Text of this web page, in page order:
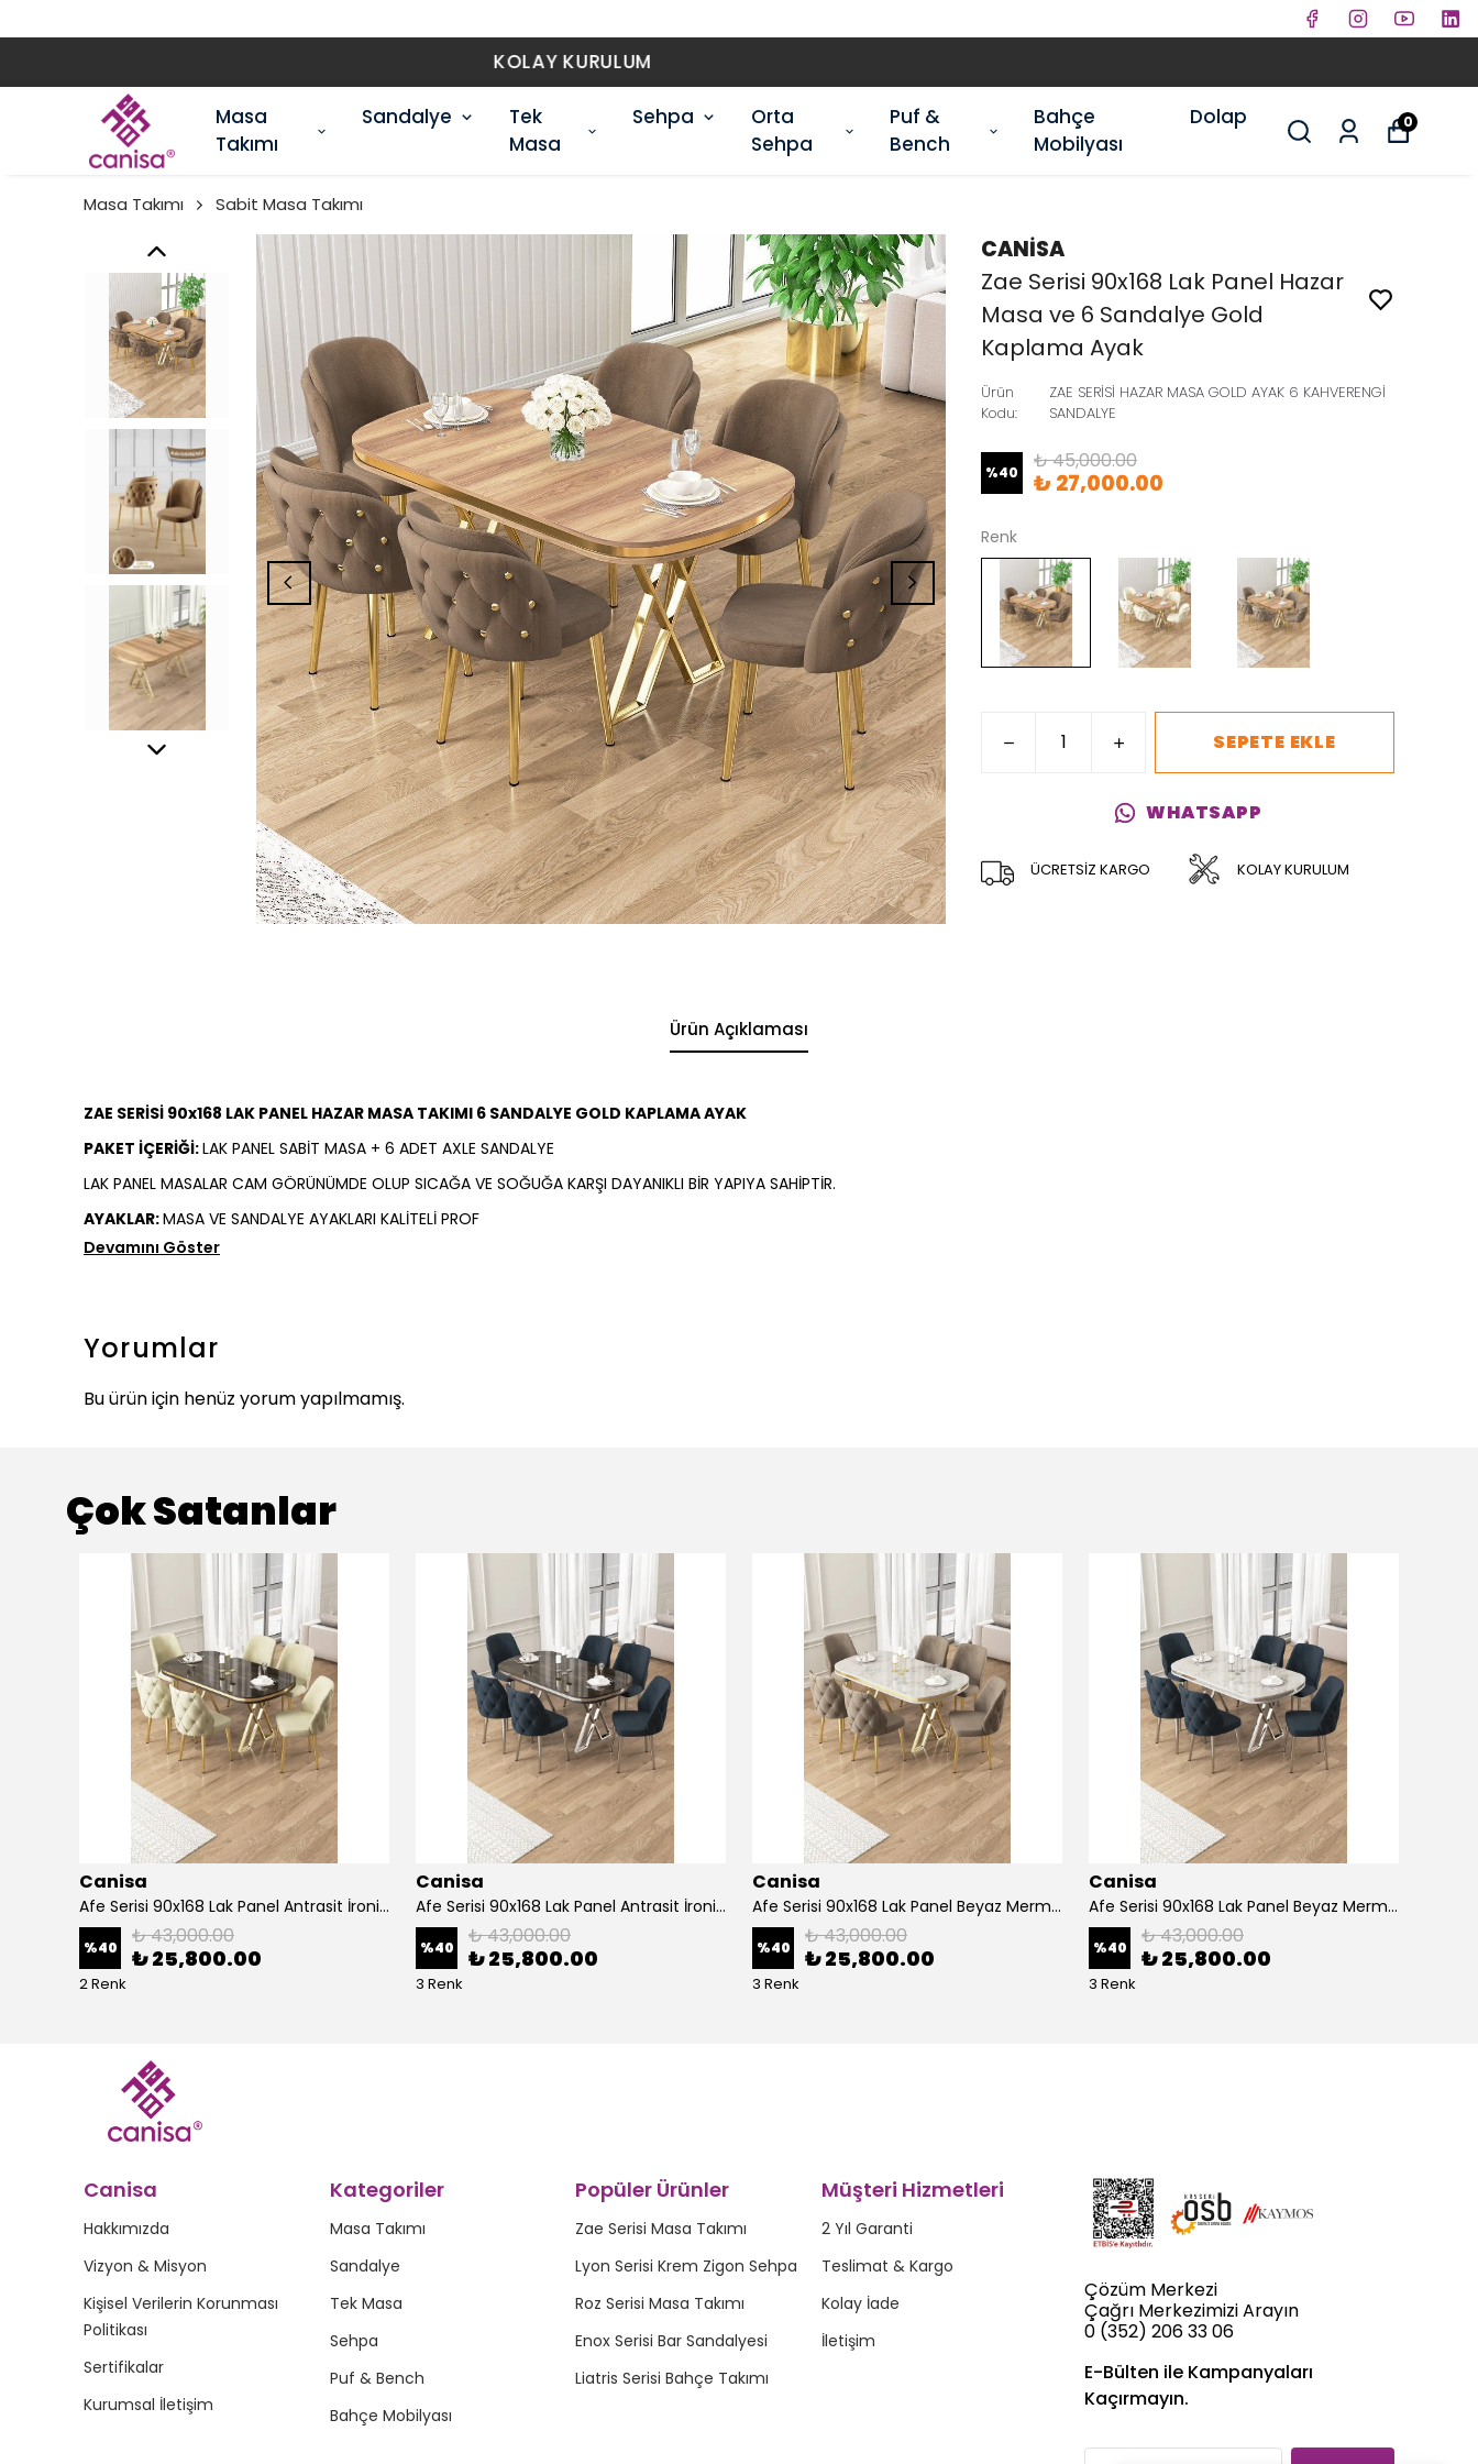
Masa
Takımı
Sandalye
Tek
Masa
Sehpa
Orta
Sehpa
Puf &
Bench
Bahçe
Mobilyası
Dolap 0
Masa Takımı Sabit Masa Takımı
CANİSA
Zae Serisi 90x168 Lak Panel Hazar
Masa ve 6 Sandalye Gold
Kaplama Ayak
Ürün
Kodu:
ZAE SERİSİ HAZAR MASA GOLD AYAK 6 KAHVERENGİ
SANDALYE
%40 ₺ 45,000.00
₺ 27,000.00
Renk
SEPETE EKLE
WHATSAPP
ÜCRETSİZ KARGO KOLAY KURULUM
Ürün Açıklaması
ZAE SERİSİ 90x168 LAK PANEL HAZAR MASA TAKIMI 6 SANDALYE GOLD KAPLAMA AYAK
PAKET İÇERİĞİ:LAK PANEL SABİT MASA + 6 ADET AXLE SANDALYE
LAK PANEL MASALAR CAM GÖRÜNÜMDE OLUP SICAĞA VE SOĞUĞA KARŞI DAYANIKLI BİR YAPIYA SAHİPTİR.
AYAKLAR:MASA VE SANDALYE AYAKLARI KALİTELİ PROF
Devamını Göster
Yorumlar
Bu ürün için henüz yorum yapılmamış.
Çok Satanlar
Canisa
Afe Serisi 90x168 Lak Panel Antrasit İroni Masa ve 6 Sandalye Gold Kaplama Ayak
%40 ₺ 43,000.00
₺ 25,800.00
2 Renk
Canisa
Afe Serisi 90x168 Lak Panel Antrasit İroni Masa ve 6 Sandalye Krom Kaplama Ayak
%40 ₺ 43,000.00
₺ 25,800.00
3 Renk
Canisa
Afe Serisi 90x168 Lak Panel Beyaz Mermer Desen Masa ve 6 Sandalye Gold Kaplama Ayak
%40 ₺ 43,000.00
₺ 25,800.00
3 Renk
Canisa
Afe Serisi 90x168 Lak Panel Beyaz Mermer Desen Masa ve 6 Sandalye Krom Kaplama Ayak
%40 ₺ 43,000.00
₺ 25,800.00
3 Renk
Canisa
Hakkımızda
Vizyon & Misyon
Kişisel Verilerin Korunması
Politikası
Sertifikalar
Kurumsal İletişim
Kategoriler
Masa Takımı
Sandalye
Tek Masa
Sehpa
Puf & Bench
Bahçe Mobilyası
Popüler Ürünler
Zae Serisi Masa Takımı
Lyon Serisi Krem Zigon Sehpa
Roz Serisi Masa Takımı
Enox Serisi Bar Sandalyesi
Liatris Serisi Bahçe Takımı
Müşteri Hizmetleri
2 Yıl Garanti
Teslimat & Kargo
Kolay İade
İletişim
Çözüm Merkezi
Çağrı Merkezimizi Arayın
0 (352) 206 33 06
E-Bülten ile Kampanyaları
Kaçırmayın.